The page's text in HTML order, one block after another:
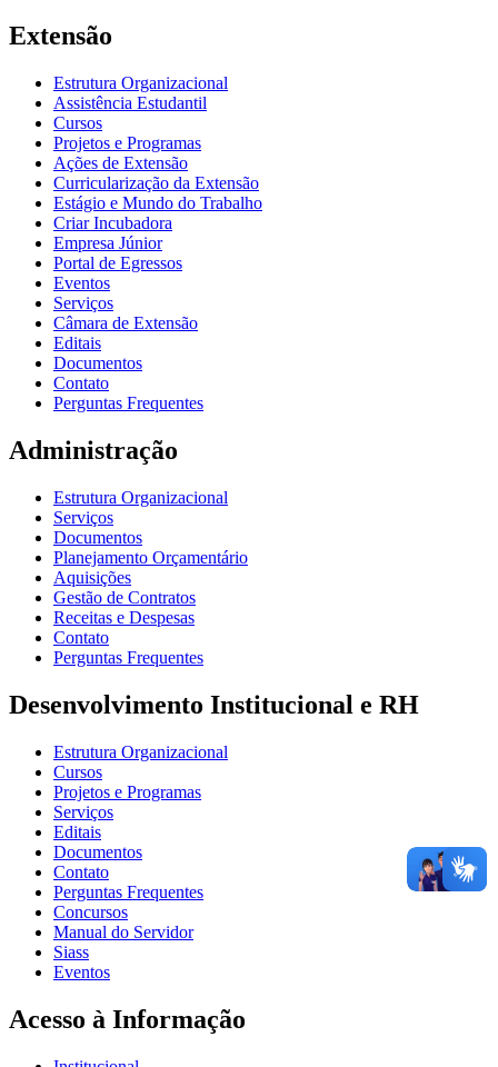
Extensão
Estrutura Organizacional
Assistência Estudantil
Cursos
Projetos e Programas
Ações de Extensão
Curricularização da Extensão
Estágio e Mundo do Trabalho
Criar Incubadora
Empresa Júnior
Portal de Egressos
Eventos
Serviços
Câmara de Extensão
Editais
Documentos
Contato
Perguntas Frequentes
Administração
Estrutura Organizacional
Serviços
Documentos
Planejamento Orçamentário
Aquisições
Gestão de Contratos
Receitas e Despesas
Contato
Perguntas Frequentes
Desenvolvimento Institucional e RH
Estrutura Organizacional
Cursos
Projetos e Programas
Serviços
Editais
Documentos
Contato
Perguntas Frequentes
Concursos
Manual do Servidor
Siass
Eventos
Acesso à Informação